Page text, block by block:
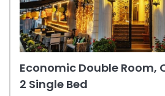
Economic Double Room,
2 Single Bed